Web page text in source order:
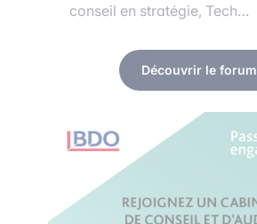
conseil en stratégie, Tech…
Découvrir le forum